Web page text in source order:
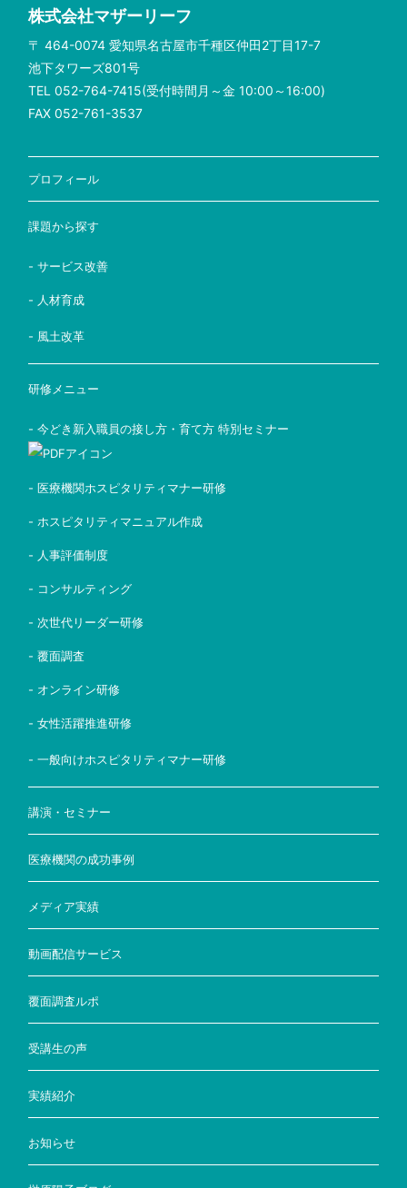
株式会社マザーリーフ
〒 464-0074 愛知県名古屋市千種区仲田2丁目17-7
池下タワーズ801号
TEL 052-764-7415(受付時間月～金 10:00～16:00)
FAX 052-761-3537
プロフィール
課題から探す
- サービス改善
- 人材育成
- 風土改革
研修メニュー
- 今どき新入職員の接し方・育て方 特別セミナー
- 医療機関ホスピタリティマナー研修
- ホスピタリティマニュアル作成
- 人事評価制度
- コンサルティング
- 次世代リーダー研修
- 覆面調査
- オンライン研修
- 女性活躍推進研修
- 一般向けホスピタリティマナー研修
講演・セミナー
医療機関の成功事例
メディア実績
動画配信サービス
覆面調査ルポ
受講生の声
実績紹介
お知らせ